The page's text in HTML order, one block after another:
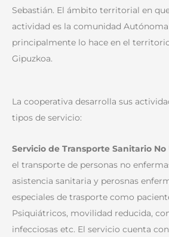
Sebastián. El ámbito territorial en
actividad es la comunidad Autónoma
principalmente lo hace en el
Gipuzkoa.
La cooperativa desarrolla sus
tipos de servicio:
Servicio de Transporte Sanitario No
el transporte de personas no
asistencia sanitaria y perosnas
especiales de trasporte como
Psiquiátricos, movilidad reducida,
infecciosas etc. El servicio cuenta